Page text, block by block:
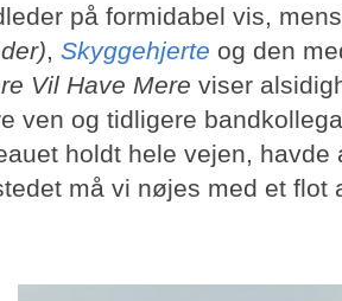
på formidabel vis,
, Skyggehjerte og den
Vil Have Mere viser
ven og tidligere
holdt hele vejen, havde
må vi nøjes med et flot